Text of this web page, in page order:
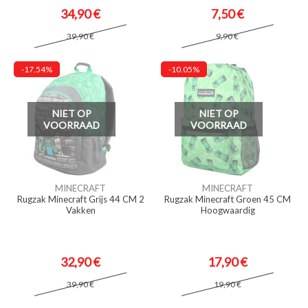
34,90 €
39,90 €
7,50 €
9,90 €
-17.54%
NIET OP
VOORRAAD
MINECRAFT
Rugzak Minecraft Grijs 44 CM 2
Vakken
32,90 €
39,90 €
-10.05%
NIET OP
VOORRAAD
MINECRAFT
Rugzak Minecraft Groen 45 CM
Hoogwaardig
17,90 €
19,90 €